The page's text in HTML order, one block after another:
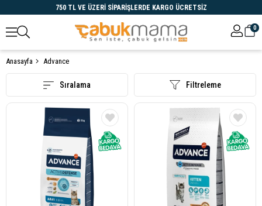
750 TL VE ÜZERİ SİPARİŞLERDE KARGO ÜCRETSİZ
0
Anasayfa Advance
Filtreleme
Sıralama